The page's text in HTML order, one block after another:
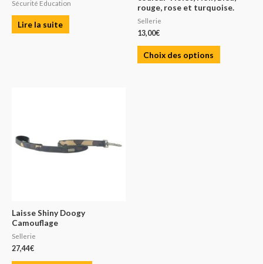
Sécurité Education
Lire la suite
rouge, rose et turquoise.
Sellerie
13,00€
Choix des options
Laisse Shiny Doogy
Camouflage
Sellerie
27,44€